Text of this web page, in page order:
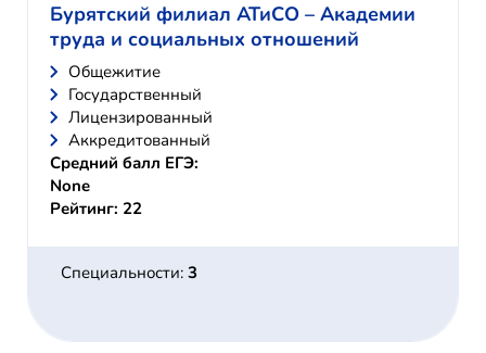
Бурятский филиал АТиСО – Академии
труда и социальных отношений
Общежитие
Государственный
Лицензированный
Аккредитованный
Средний балл ЕГЭ:
None
Рейтинг: 22
Специальности: 3